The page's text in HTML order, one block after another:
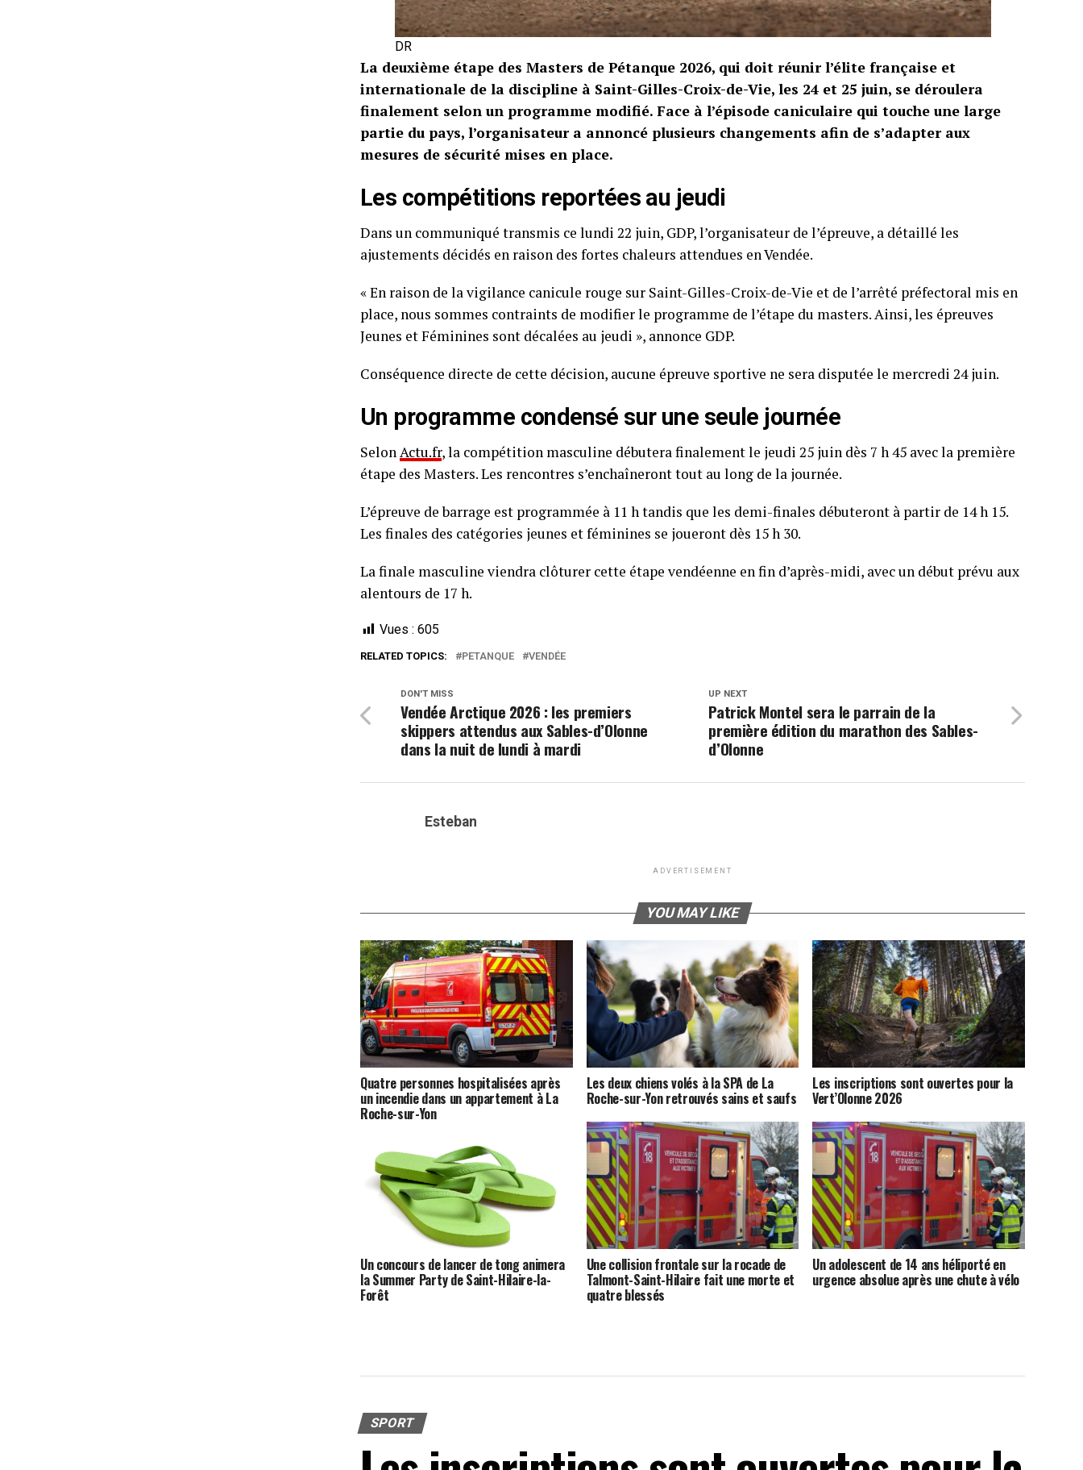
DR
La deuxième étape des Masters de Pétanque 2026, qui doit réunir l’élite française et
internationale de la discipline à Saint-Gilles-Croix-de-Vie, les 24 et 25 juin, se déroulera
finalement selon un programme modifié. Face à l’épisode caniculaire qui touche une large
partie du pays, l’organisateur a annoncé plusieurs changements afin de s’adapter aux
mesures de sécurité mises en place.
Les compétitions reportées au jeudi
Dans un communiqué transmis ce lundi 22 juin, GDP, l’organisateur de l’épreuve, a détaillé les
ajustements décidés en raison des fortes chaleurs attendues en Vendée.
« En raison de la vigilance canicule rouge sur Saint-Gilles-Croix-de-Vie et de l’arrêté préfectoral mis en
place, nous sommes contraints de modifier le programme de l’étape du masters. Ainsi, les épreuves
Jeunes et Féminines sont décalées au jeudi », annonce GDP.
Conséquence directe de cette décision, aucune épreuve sportive ne sera disputée le mercredi 24 juin.
Un programme condensé sur une seule journée
SelonActu.fr, la compétition masculine débutera finalement le jeudi 25 juin dès 7 h 45 avec la première
étape des Masters. Les rencontres s’enchaîneront tout au long de la journée.
L’épreuve de barrage est programmée à 11 h tandis que les demi-finales débuteront à partir de 14 h 15.
Les finales des catégories jeunes et féminines se joueront dès 15 h 30.
La finale masculine viendra clôturer cette étape vendéenne en fin d’après-midi, avec un début prévu aux
alentours de 17 h.
Vues : 605
RELATED TOPICS: PETANQUE VENDÉE
UP NEXT
Patrick Montel sera le parrain de la
première édition du marathon des Sables-
d’Olonne
DON'T MISS
Vendée Arctique 2026 : les premiers
skippers attendus aux Sables-d’Olonne
dans la nuit de lundi à mardi
Esteban
ADVERTISEMENT
YOU MAY LIKE
Quatre personnes hospitalisées après
un incendie dans un appartement à La
Roche-sur-Yon
Les deux chiens volés à la SPA de La
Roche-sur-Yon retrouvés sains et saufs
Les inscriptions sont ouvertes pour la
Vert’Olonne 2026
Un concours de lancer de tong animera
la Summer Party de Saint-Hilaire-la-
Forêt
Une collision frontale sur la rocade de
Talmont-Saint-Hilaire fait une morte et
quatre blessés
Un adolescent de 14 ans héliporté en
urgence absolue après une chute à vélo
SPORT